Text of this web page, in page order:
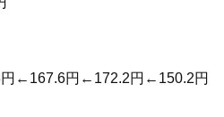
←167.6円←172.2円←150.2円